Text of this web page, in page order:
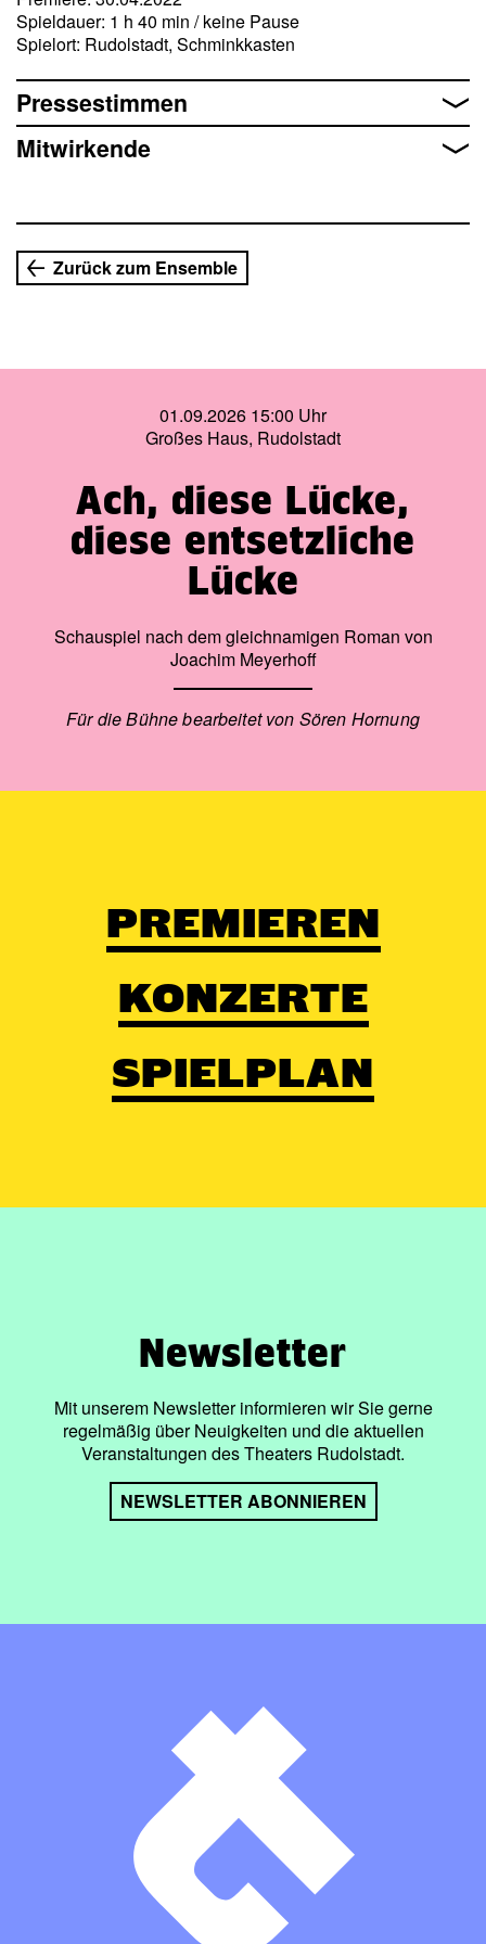
wieder auf die Bühne zurück. Die Welt drehte sich weiter.
Doch an diesem Abend wird sie durch seine Lieder wieder
für ein paar kurze Momente innehalten …
Dieser Liederabend zeichnet ein sehr persönliches Portrait
des viel zu früh verstorbenen Künstlers Holger Biege
(1952-2018). Zugleich erzählt er von der großen Liebe zu
Spieldauer: 1 h 40 min / keine Pause
Spielort: Rudolstadt, Schminkkasten
Pressestimmen
Mitwirkende
Zurück zum Ensemble
01.09.2026 15:00 Uhr
Großes Haus, Rudolstadt
Ach, diese Lücke,
diese entsetzliche
Lücke
Schauspiel nach dem gleichnamigen Roman von
Joachim Meyerhoff
Für die Bühne bearbeitet von Sören Hornung
PREMIEREN
KONZERTE
SPIELPLAN
Newsletter
Mit unserem Newsletter informieren wir Sie gerne
regelmäßig über Neuigkeiten und die aktuellen
Veranstaltungen des Theaters Rudolstadt.
NEWSLETTER ABONNIEREN